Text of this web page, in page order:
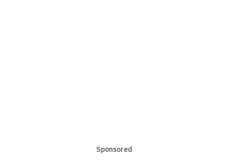
Sponsored